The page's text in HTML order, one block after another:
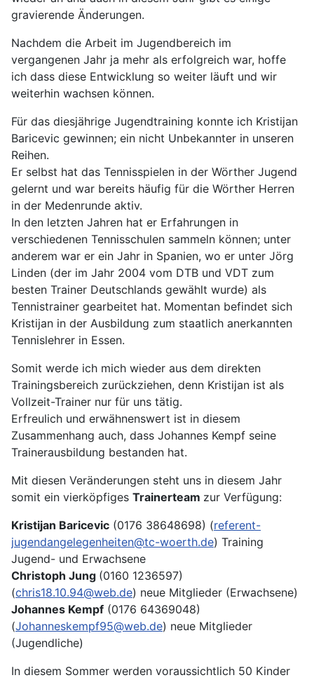
gravierende Änderungen.
Nachdem die Arbeit im Jugendbereich im
vergangenen Jahr ja mehr als erfolgreich war, hoffe
ich dass diese Entwicklung so weiter läuft und wir
weiterhin wachsen können.
Für das diesjährige Jugendtraining konnte ich Kristijan
Baricevic gewinnen; ein nicht Unbekannter in unseren
Reihen.
Er selbst hat das Tennisspielen in der Wörther Jugend
gelernt und war bereits häufig für die Wörther Herren
in der Medenrunde aktiv.
In den letzten Jahren hat er Erfahrungen in
verschiedenen Tennisschulen sammeln können; unter
anderem war er ein Jahr in Spanien, wo er unter Jörg
Linden (der im Jahr 2004 vom DTB und VDT zum
besten Trainer Deutschlands gewählt wurde) als
Tennistrainer gearbeitet hat. Momentan befindet sich
Kristijan in der Ausbildung zum staatlich anerkannten
Tennislehrer in Essen.
Somit werde ich mich wieder aus dem direkten
Trainingsbereich zurückziehen, denn Kristijan ist als
Vollzeit-Trainer nur für uns tätig.
Erfreulich und erwähnenswert ist in diesem
Zusammenhang auch, dass Johannes Kempf seine
Trainerausbildung bestanden hat.
Mit diesen Veränderungen steht uns in diesem Jahr
somit ein vierköpfiges Trainerteam zur Verfügung:
Kristijan Baricevic (0176 38648698) (referent-
jugendangelegenheiten@tc-woerth.de) Training
Jugend- und Erwachsene
Christoph Jung (0160 1236597)
(chris18.10.94@web.de) neue Mitglieder (Erwachsene)
Johannes Kempf (0176 64369048)
(Johanneskempf95@web.de) neue Mitglieder
(Jugendliche)
In diesem Sommer werden voraussichtlich 50 Kinder